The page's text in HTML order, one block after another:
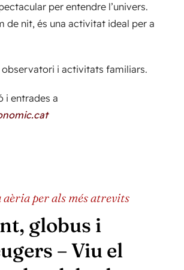
per entendre l’univers.
de nit, és una activitat ideal per a
i activitats familiars.
i entrades a
aèria per als més atrevits
globus i
– Viu el